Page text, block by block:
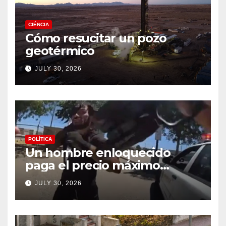
CIÉNCIA
Cómo resucitar un pozo
geotérmico
JULY 30, 2026
POLÍTICA
Un hombre enloquecido
paga el precio máximo
después de llevar un cuchillo
a un tiroteo con agentes del
condado de Los Ángeles
(VIDEO) * The Gateway
JULY 30, 2026